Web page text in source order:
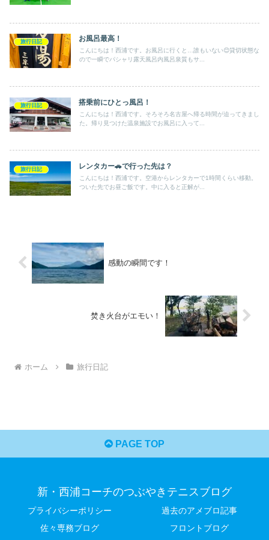
旅行日記 お風呂最高！
こんにちは！西浦です。お風呂に行くと…誰もいない😊貸切状態な
ので一瞬でパシャリ露天風呂内風呂泉質もサ...
旅行日記 搭乗前にひとっ風呂！
こんにちは！西浦です。そろそろ名古屋へ帰る時間が迫ってきまし
た。帰り見つけた温泉施設でお風呂に入って...
旅行日記 レンタカー🚗で行った先は？
こんにちは！西浦です。空港からレンタカーで1時間くらい移動。
ついた先でお昼ご飯です。中に入ると正解が...
感動の瞬間です！
焚き火台がエモい！
ホーム 旅行日記
PAGE TOP
新・西浦コーチのつぶやきテニスブログ
プライバシーポリシー
過去のアメブロ記事
佐々専務ブログ
フロントブログ